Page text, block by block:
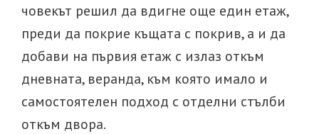
човекът решил да вдигне още един етаж,
преди да покрие къщата с покрив, а и да
добави на първия етаж с излаз откъм
дневната, веранда, към която имало и
самостоятелен подход с отделни стълби
откъм двора.